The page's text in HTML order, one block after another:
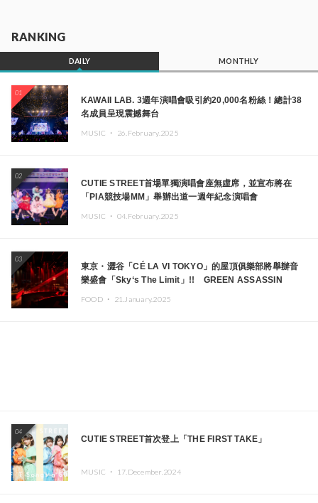
RANKING
DAILY MONTHLY
01
KAWAII LAB. 3週年演唱會吸引約20,000名粉絲！總計38
名成員呈現震撼舞台
MUSIC ・ 26.February.2025
02
CUTIE STREET首場單獨演唱會座無虛席，並宣布將在
「PIA競技場MM」舉辦出道一週年紀念演唱會
MUSIC ・ 04.February.2025
03
東京・澀谷「CÉ LA VI TOKYO」的屋頂俱樂部將舉辦音
樂盛會「Sky‘s The Limit」!! GREEN ASSASSIN
FOOD ・ 21.January.2025
04
CUTIE STREET首次登上「THE FIRST TAKE」
MUSIC ・ 17.December.2024